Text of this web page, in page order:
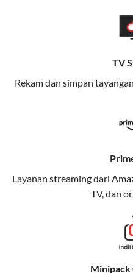
memungkinkan Anda
di rumah maupun saat
Dengan Telkomsel One,
teknologi jaringan
Keunggulan Telkomsel
Nikmati kecepatan
streaming, gaming, dan
Memudahkan Anda
meningkatkan keamanan.
Kuota Keluarga
TV
Rekam dan simpan
Layanan streaming dari
TV, dan
Minipack